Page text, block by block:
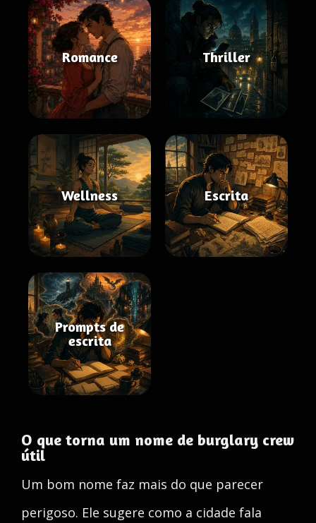
Romance Thriller
Wellness Escrita
Prompts de
escrita
O que torna um nome de burglary crew
útil
Um bom nome faz mais do que parecer
perigoso. Ele sugere como a cidade fala